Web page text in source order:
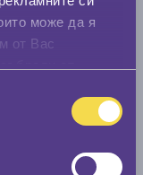
може да я
от Вас